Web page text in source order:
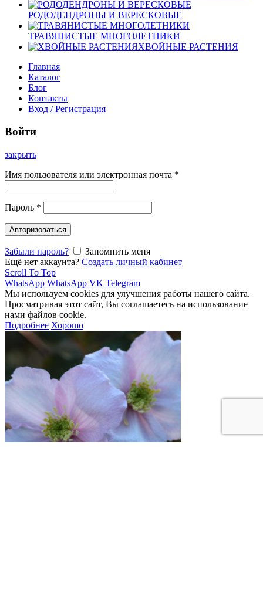
РОДОДЕНДРОНЫ И ВЕРЕСКОВЫЕ
ТРАВЯНИСТЫЕ МНОГОЛЕТНИКИ
ХВОЙНЫЕ РАСТЕНИЯ
Главная
Каталог
Блог
Контакты
Вход / Регистрация
Войти
закрыть
Имя пользователя или электронная почта *
Пароль *
Авторизоваться
Забыли пароль?
Запомнить меня
Ещё нет аккаунта? Создать личный кабинет
Scroll To Top
WhatsApp WhatsApp VK Telegram
Мы используем cookies для улучшения работы нашего сайта.
Просматривая этот сайт, Вы соглашаетесь на использование
нами файлов cookie.
Подробнее Хорошо